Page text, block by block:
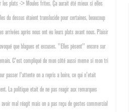
les plats -> Moules frites. Ça aurait été mieux si elles
du dessus étaient translucide pour certaines, beaucoup
arrivées après nous ont eu leurs plats avant nous. Plaisir
que blagues et excuses. "Elles pèsent" encore sur
C'est compliqué de mon côté aussi meme si mon tri
passer l'attente on a repris a boire, ce qui n'etait
La politique etait de ne pas reagir aux remarques
mal réagit mais on a pas reçu de gestes commercial